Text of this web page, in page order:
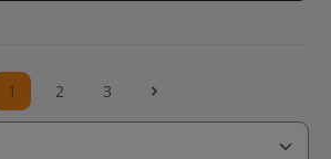
Pagina
1 Pagina
2 Pagina
3